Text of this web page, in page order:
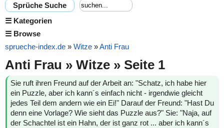
Sprüche Suche
☰ Kategorien
☰ Browse
sprueche-index.de » Witze »Anti Frau
Anti Frau » Witze » Seite 1
Sie ruft ihren Freund auf der Arbeit an: "Schatz, ich habe hier
ein Puzzle, aber ich kann´s einfach nicht - irgendwie gleicht
jedes Teil dem andern wie ein Ei!" Darauf der Freund: "Hast Du
denn eine Vorlage? Wie sieht das Puzzle aus?" Sie: "Naja, auf
der Schachtel ist ein Hahn, der ist ganz rot ... aber ich kann´s